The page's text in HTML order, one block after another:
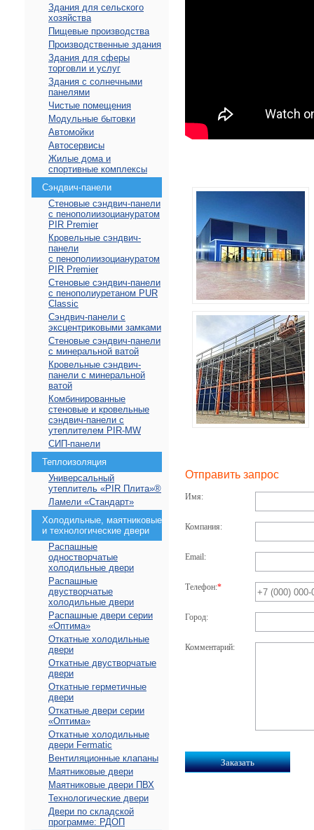
Здания для сельского
хозяйства
Пищевые производства
Производственные здания
Здания для сферы
торговли и услуг
Здания с солнечными
панелями
Чистые помещения
Модульные бытовки
Автомойки
Автосервисы
Жилые дома и
спортивные комплексы
Сэндвич-панели
Стеновые сэндвич-панели
с пенополиизоциануратом
PIR Premier
Кровельные сэндвич-
панели
с пенополиизоциануратом
PIR Premier
Стеновые сэндвич-панели
с пенополиуретаном PUR
Classic
Сэндвич-панели с
эксцентриковыми замками
Стеновые сэндвич-панели
с минеральной ватой
Кровельные сэндвич-
панели с минеральной
ватой
Комбинированные
стеновые и кровельные
сэндвич-панели с
утеплителем PIR-MW
СИП-панели
Теплоизоляция
Универсальный
утеплитель «PIR Плита»®
Ламели «Стандарт»
Холодильные, маятниковые
и технологические двери
Распашные
одностворчатые
холодильные двери
Распашные
двустворчатые
холодильные двери
Распашные двери серии
«Оптима»
Откатные холодильные
двери
Откатные двустворчатые
двери
Откатные герметичные
двери
Откатные двери серии
«Оптима»
Откатные холодильные
двери Fermatic
Вентиляционные клапаны
Маятниковые двери
Маятниковые двери ПВХ
Технологические двери
Двери по складской
программе: РДОП
Отправить запрос
Имя:
Компания:
Email:
Телефон:*
Город:
Комментарий: